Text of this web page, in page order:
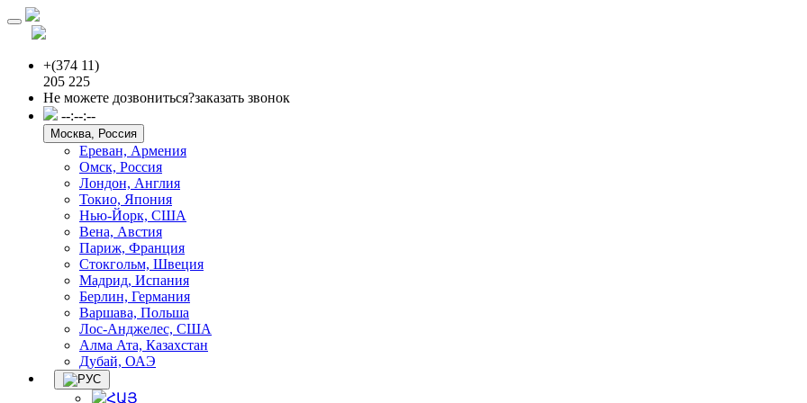
Toggle
navigation
+(374 11)
205 225
Не можете дозвониться?заказать звонок
--:--:--
Москва, Россия
Ереван, Армения
Омск, Россия
Лондон, Англия
Токио, Япония
Нью-Йорк, США
Вена, Австия
Париж, Франция
Стокгольм, Швеция
Мадрид, Испания
Берлин, Германия
Варшава, Польша
Лос-Анджелес, США
Алма Ата, Казахстан
Дубай, ОАЭ